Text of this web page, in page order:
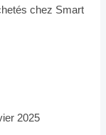
chez Smart
2025